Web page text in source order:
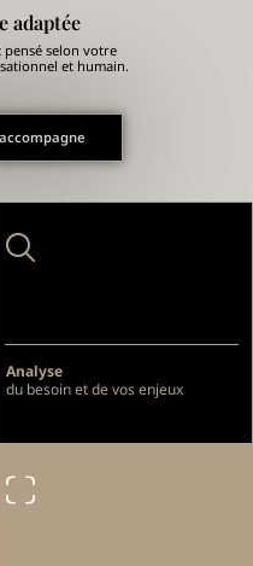
adaptée
selon votre
et humain.
Analyse
du besoin et de vos enjeux